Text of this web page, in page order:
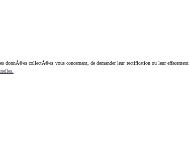
collectÃ©es vous concernant, de demander leur rectification ou leur